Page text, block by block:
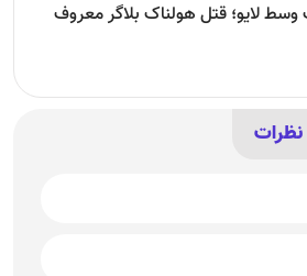
جنایت وسط لایو؛ قتل هولناک بلاگر معروف